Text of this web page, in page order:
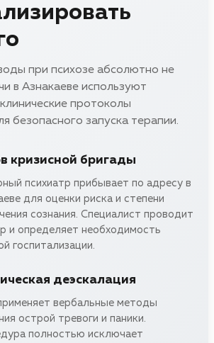
при психозе абсолютно не
в Азнакаеве используют
протоколы
безопасного запуска терапии.
кризисной бригады
психиатр прибывает по адресу в
для оценки риска и степени
сознания. Специалист проводит
и определяет необходимость
госпитализации.
деэскалация
вербальные методы
острой тревоги и паники.
полностью исключает